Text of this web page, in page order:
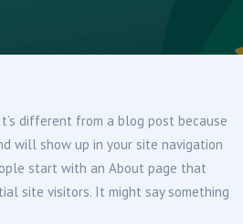
different from a blog post because
will show up in your site navigation
start with an About page that
site visitors. It might say something